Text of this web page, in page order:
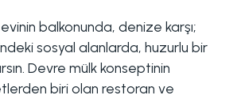
evinin balkonunda, denize karşı;
sosyal alanlarda, huzurlu bir
Devre mülk konseptinin
biri olan restoran ve